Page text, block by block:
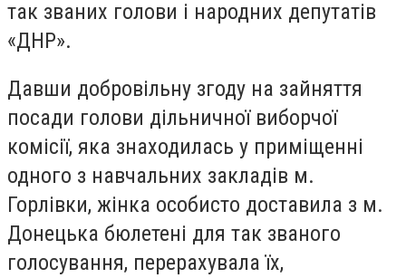
так званих голови і народних депутатів
«ДНР».
Давши добровільну згоду на зайняття
посади голови дільничної виборчої
комісії, яка знаходилась у приміщенні
одного з навчальних закладів м.
Горлівки, жінка особисто доставила з м.
Донецька бюлетені для так званого
голосування, перерахувала їх,